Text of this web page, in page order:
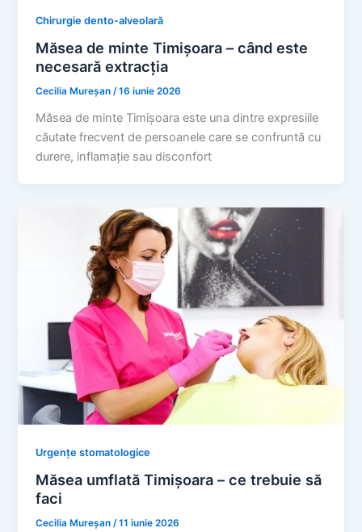
Chirurgie dento-alveolară
Măsea de minte Timișoara – când este
necesară extracția
Cecilia Mureșan /16 iunie 2026
Măsea de minte Timișoara este una dintre expresiile
căutate frecvent de persoanele care se confruntă cu
durere, inflamație sau disconfort
Urgențe stomatologice
Măsea umflată Timișoara – ce trebuie să
faci
Cecilia Mureșan /11 iunie 2026